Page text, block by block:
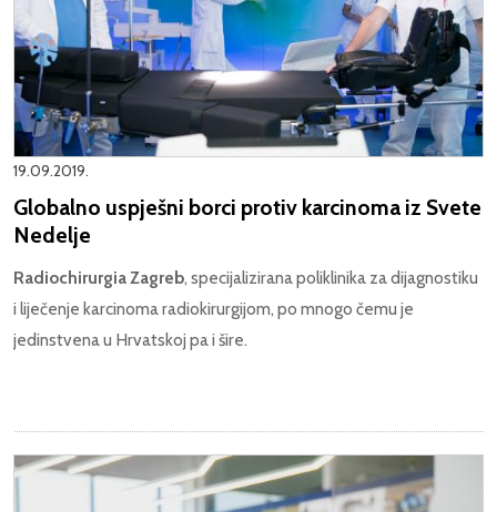
19.09.2019.
Globalno uspješni borci protiv karcinoma iz Svete
Nedelje
Radiochirurgia Zagreb, specijalizirana poliklinika za dijagnostiku
i liječenje karcinoma radiokirurgijom, po mnogo čemu je
jedinstvena u Hrvatskoj pa i šire.